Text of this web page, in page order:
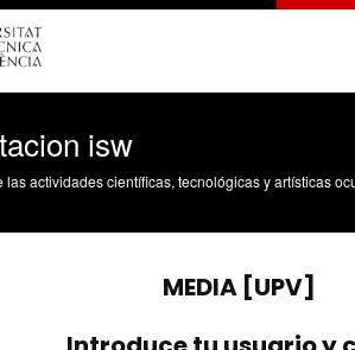
isw
las actividades científicas, tecnológicas y artísticas